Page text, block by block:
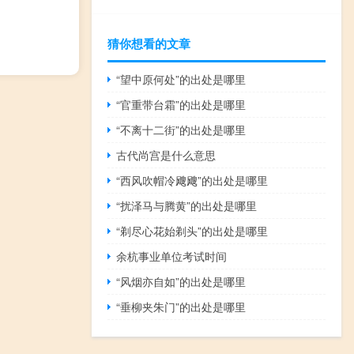
猜你想看的文章
“望中原何处”的出处是哪里
“官重带台霜”的出处是哪里
“不离十二街”的出处是哪里
古代尚宫是什么意思
“西风吹帽冷飕飕”的出处是哪里
“扰泽马与腾黄”的出处是哪里
“剃尽心花始剃头”的出处是哪里
余杭事业单位考试时间
“风烟亦自如”的出处是哪里
“垂柳夹朱门”的出处是哪里